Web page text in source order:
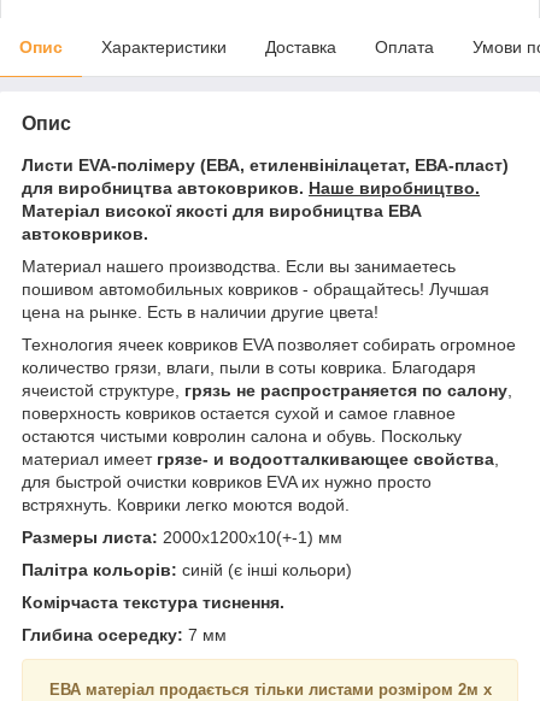
Опис Характеристики Доставка Оплата Умови
Опис
Листи EVA-полімеру (ЕВА, етиленвінілацетат, ЕВА-пласт)
для виробництва автоковриков. Наше виробництво.
Матеріал високої якості для виробництва ЕВА
автоковриков.
Материал нашего производства. Если вы занимаетесь
пошивом автомобильных ковриков - обращайтесь! Лучшая
цена на рынке. Есть в наличии другие цвета!
Технология ячеек ковриков EVA позволяет собирать огромное
количество грязи, влаги, пыли в соты коврика. Благодаря
ячеистой структуре, грязь не распространяется по салону
поверхность ковриков остается сухой и самое главное
остаются чистыми ковролин салона и обувь. Поскольку
материал имеет грязе- и водоотталкивающее свойства
для быстрой очистки ковриков EVA их нужно просто
встряхнуть. Коврики легко моются водой.
Размеры листа: 2000x1200x10(+-1) мм
Палітра кольорів: синій (є інші кольори)
Комірчаста текстура тиснення.
Глибина осередку: 7 мм
ЕВА матеріал продається тільки листами розміром 2м x